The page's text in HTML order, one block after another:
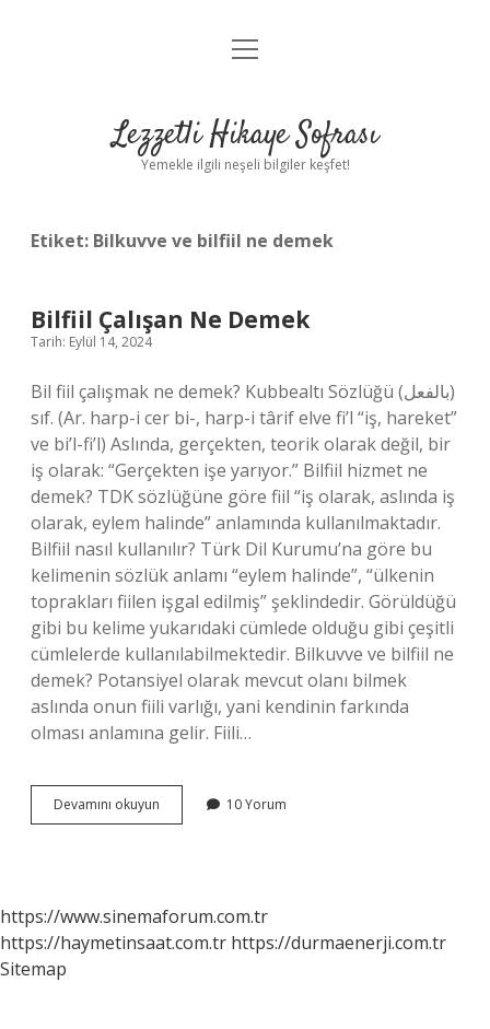
Anasayfa
Yasal Uyarı
menüyü
Lezzetli Hikaye Sofrası
Yemekle ilgili neşeli bilgiler keşfet!
Etiket: Bilkuvve ve bilfiil ne demek
Bilfiil Çalışan Ne Demek
Tarih: Eylül 14, 2024
Bil fiil çalışmak ne demek? Kubbealtı Sözlüğü (ﺑﺎﻟﻔﻌﻞ)
sıf. (Ar. harp-i cer bi-, harp-i târif elve fi’l “iş, hareket”
ve bi’l-fi’l) Aslında, gerçekten, teorik olarak değil, bir
iş olarak: “Gerçekten işe yarıyor.” Bilfiil hizmet ne
demek? TDK sözlüğüne göre fiil “iş olarak, aslında iş
olarak, eylem halinde” anlamında kullanılmaktadır.
Bilfiil nasıl kullanılır? Türk Dil Kurumu’na göre bu
kelimenin sözlük anlamı “eylem halinde”, “ülkenin
toprakları fiilen işgal edilmiş” şeklindedir. Görüldüğü
gibi bu kelime yukarıdaki cümlede olduğu gibi çeşitli
cümlelerde kullanılabilmektedir. Bilkuvve ve bilfiil ne
demek? Potansiyel olarak mevcut olanı bilmek
aslında onun fiili varlığı, yani kendinin farkında
olması anlamına gelir. Fiili…
Devamını okuyun
Çalışan
10 Yorum
https://www.sinemaforum.com.tr
https://haymetinsaat.com.tr https://durmaenerji.com.tr
Sitemap